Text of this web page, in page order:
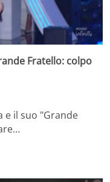
Fratello: colpo
e il suo "Grande